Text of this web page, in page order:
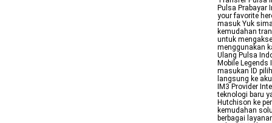
Pulsa Prabayar
your favorite
masuk Yuk
kemudahan
untuk
menggunakan
Ulang Pulsa
Mobile
masukan ID
langsung ke
IM3 Provider
teknologi baru
Hutchison ke
kemudahan
berbagai